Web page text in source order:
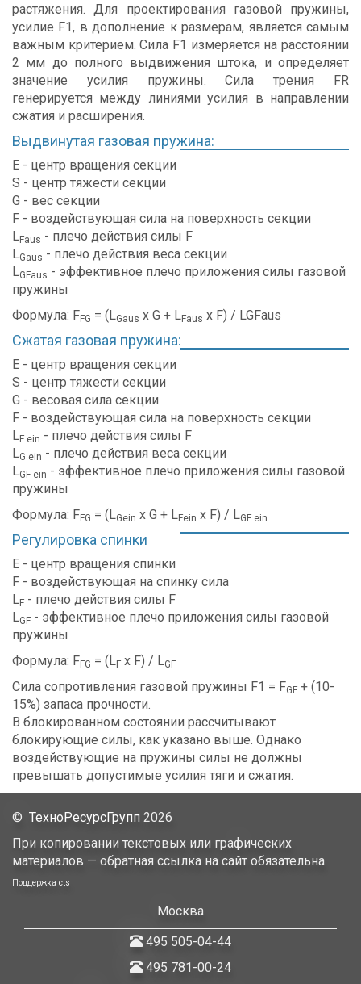
растяжения. Для проектирования газовой пружины,
усилие F1, в дополнение к размерам, является самым
важным критерием. Сила F1 измеряется на расстоянии
2 мм до полного выдвижения штока, и определяет
значение усилия пружины. Сила трения FR
генерируется между линиями усилия в направлении
сжатия и расширения.
Выдвинутая газовая пружина:
Е - центр вращения секции
S - центр тяжести секции
G - вес секции
F - воздействующая сила на поверхность секции
LFaus - плечо действия силы F
LGaus - плечо действия веса секции
LGFaus - эффективное плечо приложения силы газовой
пружины
Формула: FFG = (LGaus x G + LFaus x F) / LGFaus
Сжатая газовая пружина:
Е - центр вращения секции
S - центр тяжести секции
G - весовая сила секции
F - воздействующая сила на поверхность секции
LF ein - плечо действия силы F
LG ein - плечо действия веса секции
LGF ein - эффективное плечо приложения силы газовой
пружины
Формула: FFG = (LGein x G + LFein x F) / LGF ein
Регулировка спинки
Е - центр вращения спинки
F - воздействующая на спинку сила
LF - плечо действия силы F
LGF - эффективное плечо приложения силы газовой
пружины
Формула: FFG = (LF x F) / LGF
Сила сопротивления газовой пружины F1 = FGF + (10-
15%) запаса прочности.
В блокированном состоянии рассчитывают
блокирующие силы, как указано выше. Однако
воздействующие на пружины силы не должны
превышать допустимые усилия тяги и сжатия.
© ТехноРесурсГрупп 2026
При копировании текстовых или графических
материалов — обратная ссылка на сайт обязательна.
Поддержка cts
Москва
495 505-04-44
495 781-00-24